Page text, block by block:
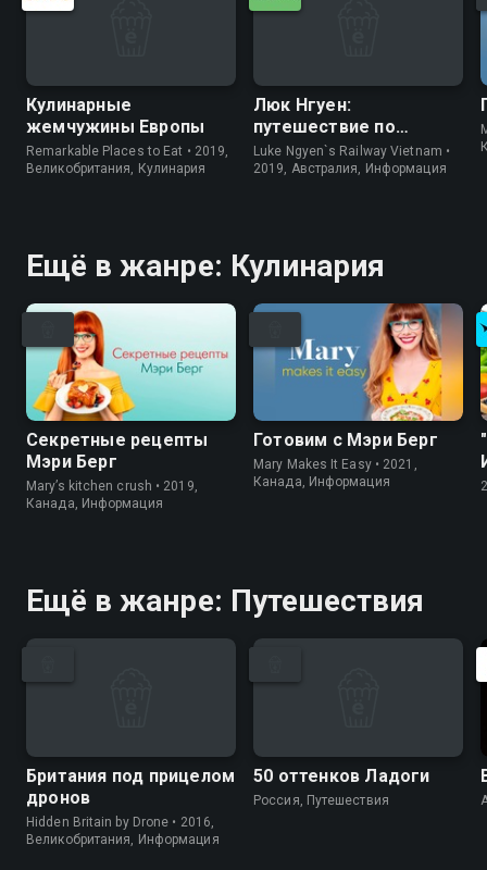
Кулинарные
жемчужины Европы
Remarkable Places to Eat • 2019,
Великобритания, Кулинария
Люк Нгуен:
путешествие по
Вьетнаму
Luke Ngyen`s Railway Vietnam •
2019, Австралия, Информация
Ещё в жанре: Кулинария
Секретные рецепты
Мэри Берг
Mary’s kitchen crush • 2019,
Канада, Информация
Готовим с Мэри Берг
Mary Makes It Easy • 2021,
Канада, Информация
Ещё в жанре: Путешествия
Британия под прицелом
дронов
Hidden Britain by Drone • 2016,
Великобритания, Информация
50 оттенков Ладоги
Россия, Путешествия